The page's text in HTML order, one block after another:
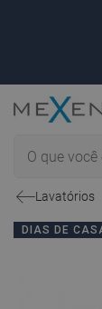
Lavatórios
DIAS DE